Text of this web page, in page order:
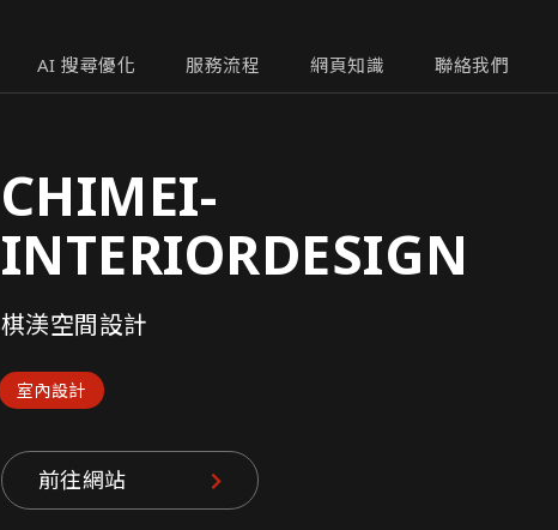
AI 搜尋優化 服務流程 網頁知識 聯絡我們
CHIMEI-
INTERIORDESIGN
棋渼空間設計
室內設計
前往網站